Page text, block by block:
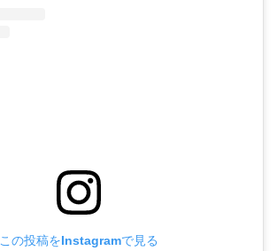
この投稿をInstagramで見る